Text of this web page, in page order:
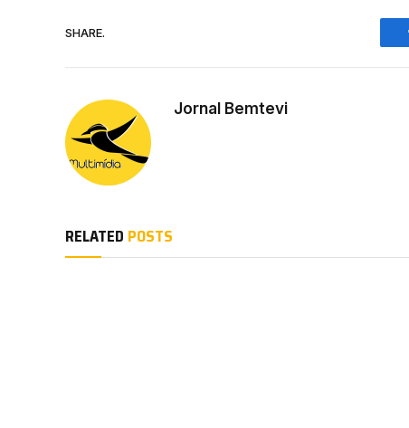
SHARE.
Jornal Bemtevi
RELATED POSTS